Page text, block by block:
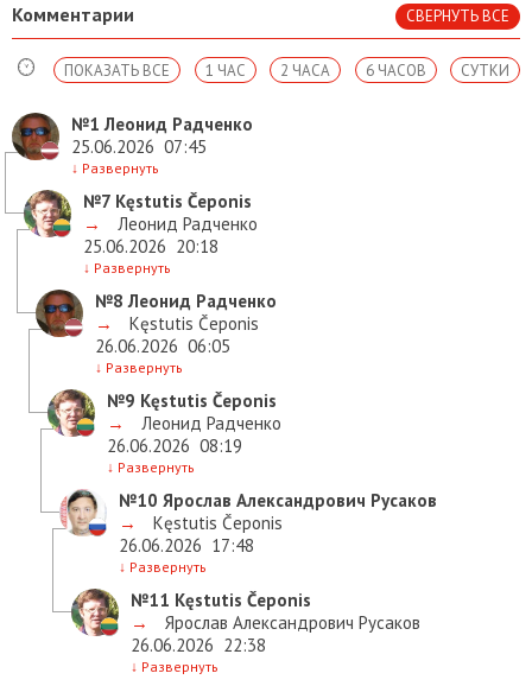
Комментарии СВЕРНУТЬ ВСЕ
СУТКИ
6 ЧАСОВ
2 ЧАСА
1 ЧАС
ПОКАЗАТЬ ВСЕ
№1 Леонид Радченко
25.06.2026 07:45
↓ Развернуть
№7 Kęstutis Čeponis
→
Леонид Радченко
25.06.2026 20:18
↓ Развернуть
№8 Леонид Радченко
→
Kęstutis Čeponis
26.06.2026 06:05
↓ Развернуть
№9 Kęstutis Čeponis
→
Леонид Радченко
26.06.2026 08:19
↓ Развернуть
№10 Ярослав Александрович Русаков
→
Kęstutis Čeponis
26.06.2026 17:48
↓ Развернуть
№11 Kęstutis Čeponis
→
Ярослав Александрович Русаков
26.06.2026 22:38
↓ Развернуть